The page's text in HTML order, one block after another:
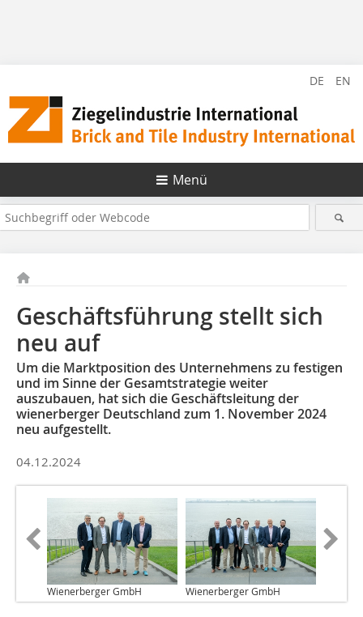
DE EN
Menü
Geschäftsführung stellt sich
neu auf
Um die Marktposition des Unternehmens zu festigen
und im Sinne der Gesamtstrategie weiter
auszubauen, hat sich die Geschäftsleitung der
wienerberger Deutschland zum 1. November 2024
neu aufgestellt.
04.12.2024
Wienerberger GmbH Wienerberger GmbH